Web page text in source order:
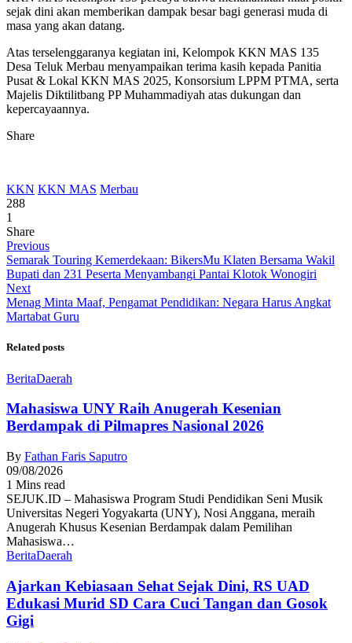
sejak dini akan memberikan dampak besar bagi generasi muda di
masa yang akan datang.
Atas terselenggaranya kegiatan ini, Kelompok KKN MAS 135
Desa Teluk Merbau menyampaikan terima kasih kepada Panitia
Pusat & Lokal KKN MAS 2025, Konsorsium LPPM PTMA, serta
Majelis Diktilitbang PP Muhammadiyah atas dukungan dan
kepercayaannya.
Share
KKN KKN MAS Merbau
288
1
Share
Previous
Semarak Touring Kemerdekaan: BikersMu Klaten Bersama Wakil
Bupati dan 231 Peserta Menyambangi Pantai Klotok Wonogiri
Next
Menag Minta Maaf, Pengamat Pendidikan: Negara Harus Angkat
Martabat Guru
Related posts
BeritaDaerah
Mahasiswa UNY Raih Anugerah Kesenian
Berdampak di Pilmapres Nasional 2026
By Fathan Faris Saputro
09/08/2026
1 Mins read
SEJUK.ID – Mahasiswa Program Studi Pendidikan Seni Musik
Universitas Negeri Yogyakarta (UNY), Nosi Anggana, meraih
Anugerah Khusus Kesenian Berdampak dalam Pemilihan
Mahasiswa…
BeritaDaerah
Ajarkan Kebiasaan Sehat Sejak Dini, RS UAD
Edukasi Murid SD Cara Cuci Tangan dan Gosok
Gigi